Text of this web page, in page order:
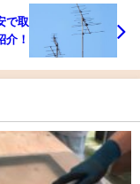
で取
介！